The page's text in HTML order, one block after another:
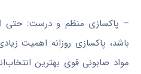
– پاکسازی منظم و درست: حتی
باشد، پاکسازی روزانه اهمیت
مواد صابونی قوی بهترین